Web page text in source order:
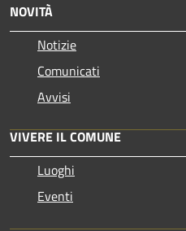
NOVITÀ
Notizie
Comunicati
Avvisi
VIVERE IL COMUNE
Luoghi
Eventi